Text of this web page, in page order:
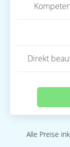
Direkt
Alle Preise